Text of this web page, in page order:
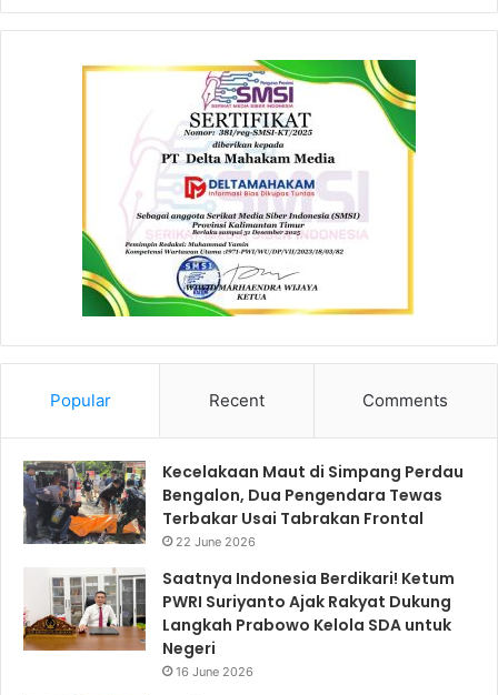
Popular Recent Comments
Kecelakaan Maut di Simpang Perdau
Bengalon, Dua Pengendara Tewas
Terbakar Usai Tabrakan Frontal
22 June 2026
Saatnya Indonesia Berdikari! Ketum
PWRI Suriyanto Ajak Rakyat Dukung
Langkah Prabowo Kelola SDA untuk
Negeri
16 June 2026